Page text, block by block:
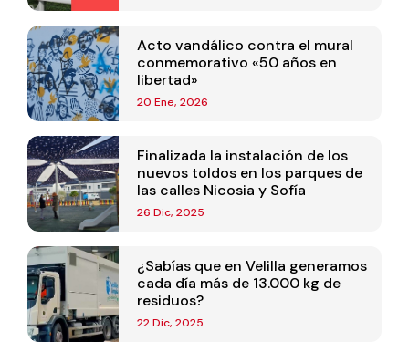
Acto vandálico contra el mural
conmemorativo «50 años en
libertad»
20 Ene, 2026
Finalizada la instalación de los
nuevos toldos en los parques de
las calles Nicosia y Sofía
26 Dic, 2025
¿Sabías que en Velilla generamos
cada día más de 13.000 kg de
residuos?
22 Dic, 2025